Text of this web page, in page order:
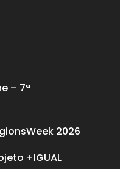
– 7ª
2026
+IGUAL